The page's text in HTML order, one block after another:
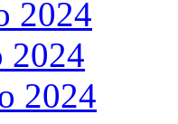
2024
2024